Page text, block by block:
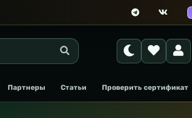
Партнеры Статьи Проверить сертификат